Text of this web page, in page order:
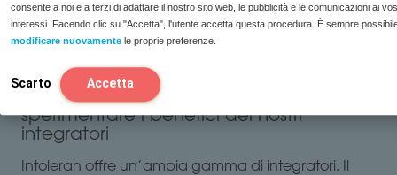
consente a noi e a terzi di adattare il nostro sito web, le pubblicità e le comunicazioni ai
interessi. Facendo clic su "Accetta", l'utente accetta questa procedura. È sempre
modificare nuovamente le proprie preferenze.
Scarto Accetta
sperimentare i benefici dei nostri
integratori
Intoleran offre un’ampia gamma di integratori. Il